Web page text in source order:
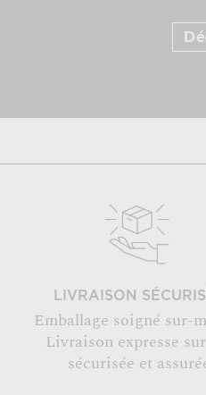
LIVRAISON
Emballage soigné sur-
Livraison expresse
sécurisée et